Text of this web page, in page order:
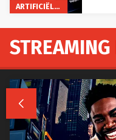
ARTIFICIËLE INTELLIGENTIE
